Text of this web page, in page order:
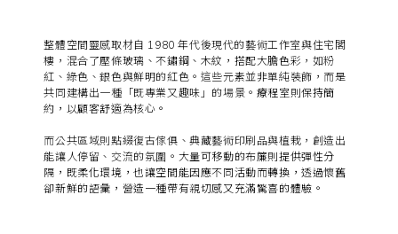
整體空間靈感取材自 1980 年代後現代的藝術工作室與住宅閣
樓，混合了壓條玻璃、不鏽鋼、木紋，搭配大膽色彩 ，如粉
紅、綠色、銀色與鮮明的紅色。這些元素並非單純裝飾，而是
共同建構出一種「既專業又趣味」的場景。 療程室則保持簡
約，以顧客舒適為核心。
而公共區域則點綴復古傢俱、典藏藝術印刷品與植栽，創造出
能讓人停留、交流的氛圍。 大量可移動的布簾則提供彈性分
隔，既柔化環境，也讓空間能因應不同活動而轉換，透過懷舊
卻新鮮的語彙，營造一種帶有親切感又充滿驚喜的體驗。